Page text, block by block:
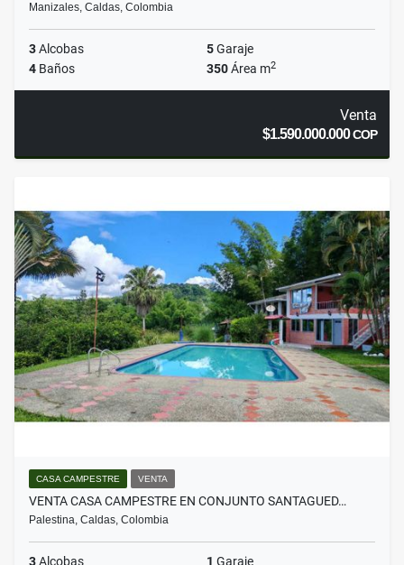
Manizales, Caldas, Colombia
3Alcobas 5Garaje
4 Baños 350Área m2
Venta
$1.590.000.000COP
CASA CAMPESTRE VENTA
VENTA CASA CAMPESTRE EN CONJUNTO SANTAGUED…
Palestina, Caldas, Colombia
3Alcobas 1 Garaje